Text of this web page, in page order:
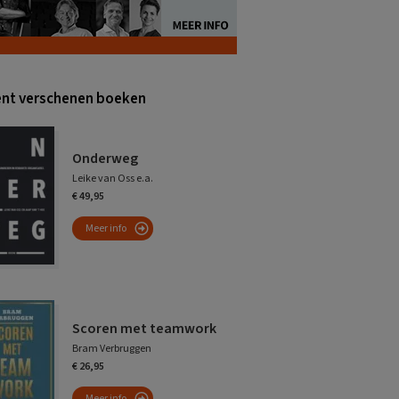
verschenen boeken
Onderweg
Leike van Oss e.a.
€ 49,95
Meer info
Scoren met teamwork
Bram Verbruggen
€ 26,95